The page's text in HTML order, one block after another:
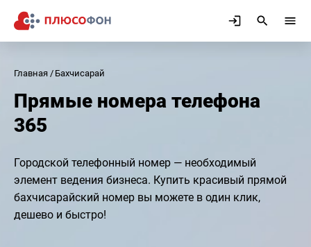
Главная Бахчисарай
Прямые номера телефона
365
Городской телефонный номер — необходимый
элемент ведения бизнеса. Купить красивый прямой
бахчисарайский номер вы можете в один клик,
дешево и быстро!